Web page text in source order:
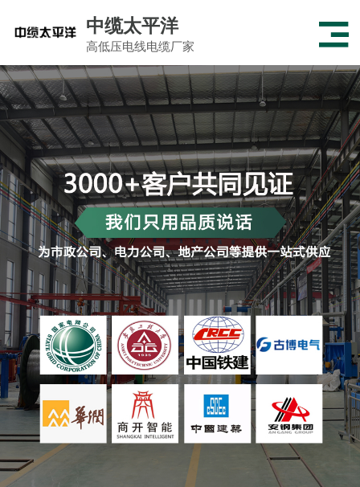
中缆太平洋
高低压电线电缆厂家